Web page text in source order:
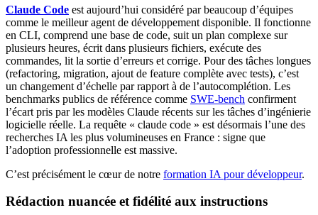
Claude Code est aujourd’hui considéré par beaucoup d’équipes
comme le meilleur agent de développement disponible. Il fonctionne
en CLI, comprend une base de code, suit un plan complexe sur
plusieurs heures, écrit dans plusieurs fichiers, exécute des
commandes, lit la sortie d’erreurs et corrige. Pour des tâches longues
(refactoring, migration, ajout de feature complète avec tests), c’est
un changement d’échelle par rapport à de l’autocomplétion. Les
benchmarks publics de référence comme SWE-bench confirment
l’écart pris par les modèles Claude récents sur les tâches d’ingénierie
logicielle réelle. La requête « claude code » est désormais l’une des
recherches IA les plus volumineuses en France : signe que
l’adoption professionnelle est massive.
C’est précisément le cœur de notre formation IA pour développeur.
Rédaction nuancée et fidélité aux instructions